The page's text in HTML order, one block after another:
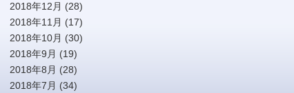
2018年12月 (28)
2018年11月 (17)
2018年10月 (30)
2018年9月 (19)
2018年8月 (28)
2018年7月 (34)